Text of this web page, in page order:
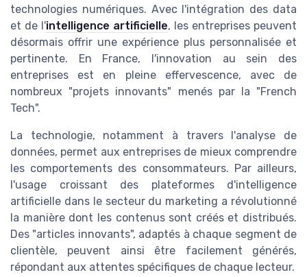
technologies numériques. Avec l'intégration des data
et de l'intelligence artificielle, les entreprises peuvent
désormais offrir une expérience plus personnalisée et
pertinente. En France, l'innovation au sein des
entreprises est en pleine effervescence, avec de
nombreux "projets innovants" menés par la "French
Tech".
La technologie, notamment à travers l'analyse de
données, permet aux entreprises de mieux comprendre
les comportements des consommateurs. Par ailleurs,
l'usage croissant des plateformes d'intelligence
artificielle dans le secteur du marketing a révolutionné
la manière dont les contenus sont créés et distribués.
Des "articles innovants", adaptés à chaque segment de
clientèle, peuvent ainsi être facilement générés,
répondant aux attentes spécifiques de chaque lecteur.